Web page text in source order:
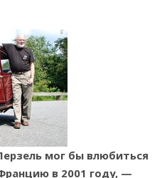
мог бы влюбиться
​​в 2001 году, —